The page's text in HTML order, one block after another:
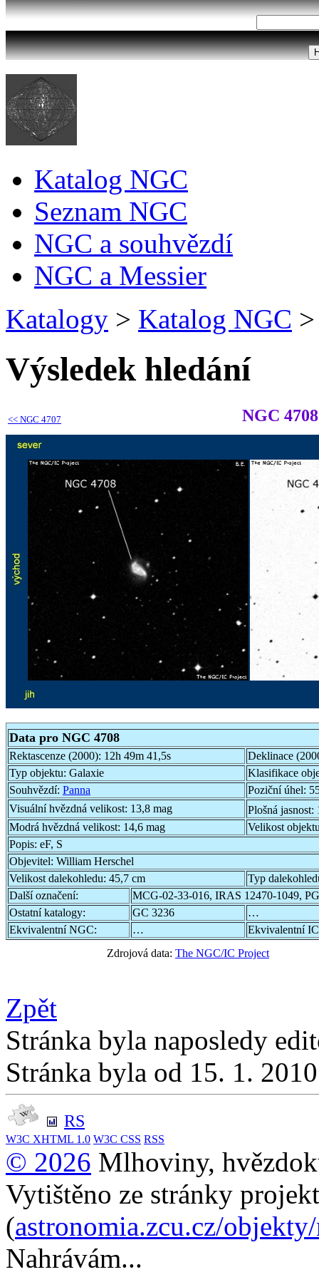
Katalog NGC
Seznam NGC
NGC a souhvězdí
NGC a Messier
Katalogy > Katalog NGC >
Výsledek hledání
<< NGC 4707 NGC 4708
Data pro NGC 4708
Rektascenze (2000): 12h 49m 41,5s
Deklinace
Typ objektu: Galaxie
Klasifikace
Souhvězdí: Panna Poziční úhel:
Visuální hvězdná velikost: 13,8 mag Plošná jasnost:
Modrá hvězdná velikost: 14,6 mag
Velikost
Popis: eF, S
Objevitel: William Herschel
Velikost dalekohledu: 45,7 cm
Typ
Další označení:
MCG-02-33-016, IRAS 12470-1049,
Ostatní katalogy:
GC 3236
…
Ekvivalentní NGC:
…
Ekvivalentní
Zdrojová data: The NGC/IC Project
Zpět
Stránka byla naposledy
Stránka byla od 15. 1.
RS
W3C XHTML 1.0 W3C CSS RSS
© 2026 Mlhoviny,
Vytištěno ze stránky
(astronomia.zcu.cz/
Nahrávám...